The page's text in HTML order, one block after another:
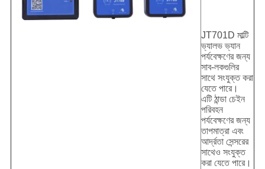
JT701D মাল্টি
ভ্যালভ ভ্যান
পর্যবেক্ষণের জন্য
সাব-লকগুলির
সাথে সংযুক্ত করা
যেতে পারে।
এটি ঠান্ডা চেইন
পরিবহন
পর্যবেক্ষণের জন্য
তাপমাত্রা এবং
আর্দ্রতা সেন্সরের
সাথেও সংযুক্ত
করা যেতে পারে।